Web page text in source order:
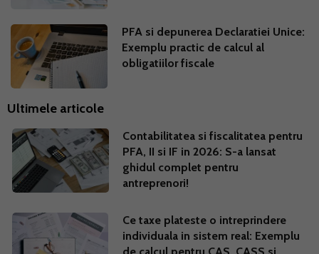
PFA si depunerea Declaratiei Unice:
Exemplu practic de calcul al
obligatiilor fiscale
Ultimele articole
Contabilitatea si fiscalitatea pentru
PFA, II si IF in 2026: S-a lansat
ghidul complet pentru
antreprenori!
Ce taxe plateste o intreprindere
individuala in sistem real: Exemplu